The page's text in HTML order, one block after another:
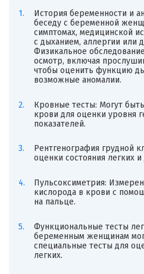
История беременности и
беседу с беременной
симптомах, медицинской
с дыханием, аллергии или
Физикальное
осмотр, включая
чтобы оценить функцию
возможные аномалии.
Кровные тесты: Могут
крови для оценки уровня
показателей.
Рентгенография грудной
оценки состояния легких
Пульсоксиметрия:
кислорода в крови с
на пальце.
Функциональные тесты
беременным женщинам
специальные тесты для
легких.